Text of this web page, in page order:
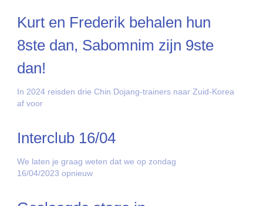
Kurt en Frederik behalen hun
8ste dan, Sabomnim zijn 9ste
dan!
In 2024 reisden drie Chin Dojang-trainers naar Zuid-Korea
af voor
Interclub 16/04
We laten je graag weten dat we op zondag
16/04/2023 opnieuw